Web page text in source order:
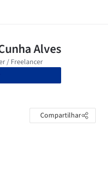
Compartilhar